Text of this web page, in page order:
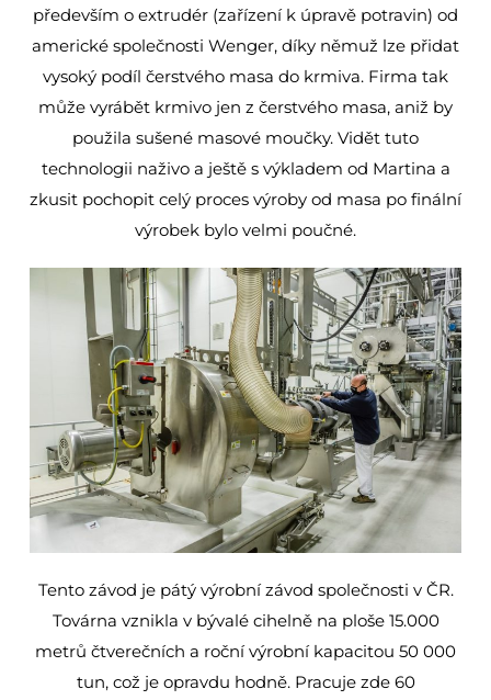
především o extrudér (zařízení k úpravě potravin) od
americké společnosti Wenger, díky němuž lze přidat
vysoký podíl čerstvého masa do krmiva. Firma tak
může vyrábět krmivo jen z čerstvého masa, aniž by
použila sušené masové moučky. Vidět tuto
technologii naživo a ještě s výkladem od Martina a
zkusit pochopit celý proces výroby od masa po finální
výrobek bylo velmi poučné.
Tento závod je pátý výrobní závod společnosti v ČR.
Továrna vznikla v bývalé cihelně na ploše 15.000
metrů čtverečních a roční výrobní kapacitou 50 000
tun, což je opravdu hodně. Pracuje zde 60